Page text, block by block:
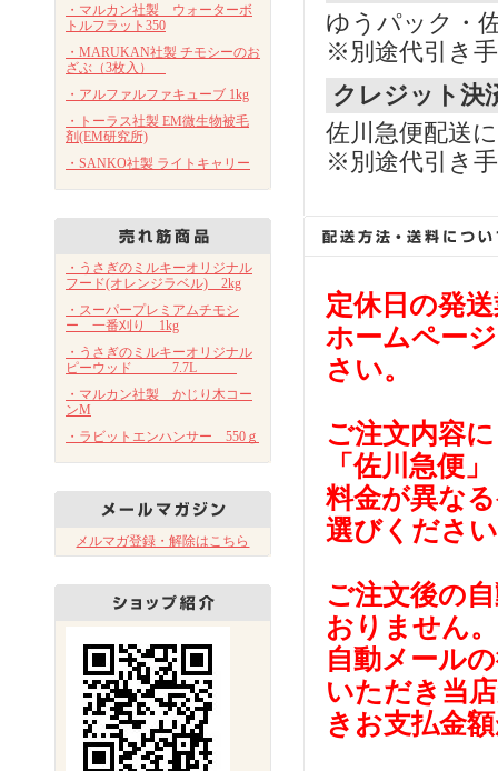
・マルカン社製 ウォーターボ
トルフラット350
・MARUKAN社製 チモシーのお
ざぶ（3枚入）
・アルファルファキューブ 1kg
・トーラス社製 EM微生物被毛
剤(EM研究所)
・SANKO社製 ライトキャリー
・うさぎのミルキーオリジナル
フード(オレンジラベル) 2kg
・スーパープレミアムチモシ
ー 一番刈り 1kg
・うさぎのミルキーオリジナル
ピーウッド 7.7L
・マルカン社製 かじり木コー
ンM
・ラビットエンハンサー 550ｇ
メルマガ登録・解除はこちら
ゆうパック・
※別途代引き
クレジット決
佐川急便配送
※別途代引き
定休日の発
ホームペー
さい。
ご注文内容
「佐川急便」
料金が異な
選びくださ
ご注文後の
おりません。
自動メール
いただき当
きお支払金